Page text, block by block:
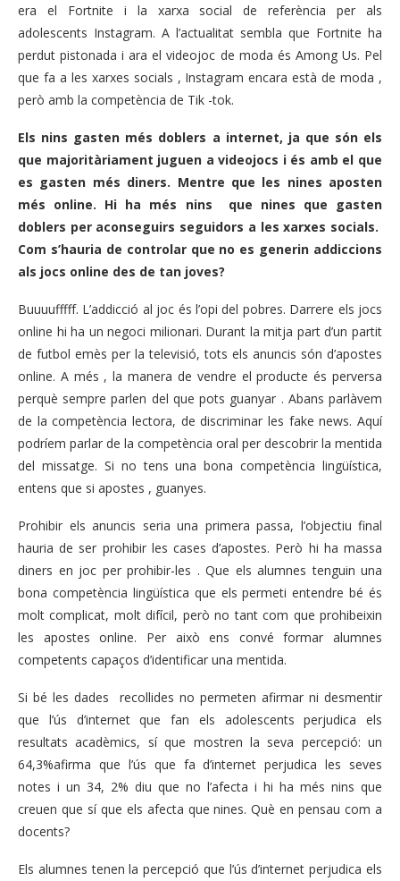
era el Fortnite i la xarxa social de referència per als
adolescents Instagram. A l’actualitat sembla que Fortnite ha
perdut pistonada i ara el videojoc de moda és Among Us. Pel
que fa a les xarxes socials , Instagram encara està de moda ,
però amb la competència de Tik -tok.
Els nins gasten més doblers a internet, ja que són els
que majoritàriament juguen a videojocs i és amb el que
es gasten més diners. Mentre que les nines aposten
més online. Hi ha més nins que nines que gasten
doblers per aconseguirs seguidors a les xarxes socials.
Com s’hauria de controlar que no es generin addiccions
als jocs online des de tan joves?
Buuuufffff. L’addicció al joc és l’opi del pobres. Darrere els jocs
online hi ha un negoci milionari. Durant la mitja part d’un partit
de futbol emès per la televisió, tots els anuncis són d’apostes
online. A més , la manera de vendre el producte és perversa
perquè sempre parlen del que pots guanyar . Abans parlàvem
de la competència lectora, de discriminar les fake news. Aquí
podríem parlar de la competència oral per descobrir la mentida
del missatge. Si no tens una bona competència lingüística,
entens que si apostes , guanyes.
Prohibir els anuncis seria una primera passa, l’objectiu final
hauria de ser prohibir les cases d’apostes. Però hi ha massa
diners en joc per prohibir-les . Que els alumnes tenguin una
bona competència lingüística que els permeti entendre bé és
molt complicat, molt difícil, però no tant com que prohibeixin
les apostes online. Per això ens convé formar alumnes
competents capaços d’identificar una mentida.
Si bé les dades recollides no permeten afirmar ni desmentir
que l’ús d’internet que fan els adolescents perjudica els
resultats acadèmics, sí que mostren la seva percepció: un
64,3%afirma que l’ús que fa d’internet perjudica les seves
notes i un 34, 2% diu que no l’afecta i hi ha més nins que
creuen que sí que els afecta que nines. Què en pensau com a
docents?
Els alumnes tenen la percepció que l’ús d’internet perjudica els